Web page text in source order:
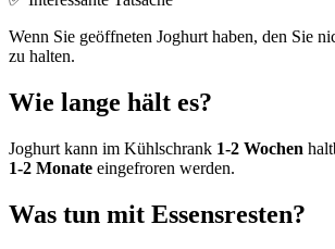
Wenn Sie geöffneten Joghurt haben, den Sie
zu halten.
Wie lange hält es?
Joghurt kann im Kühlschrank 1-2 Wochen
1-2 Monate eingefroren werden.
Was tun mit Essensresten?